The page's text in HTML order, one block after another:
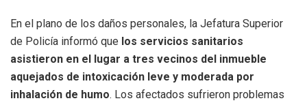
En el plano de los daños personales, la Jefatura Superior
de Policía informó que los servicios sanitarios
asistieron en el lugar a tres vecinos del inmueble
aquejados de intoxicación leve y moderada por
inhalación de humo. Los afectados sufrieron problemas